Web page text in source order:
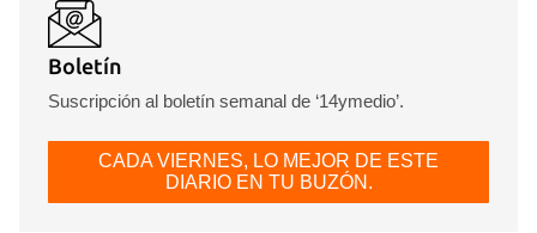
Boletín
Suscripción al boletín semanal de ‘14ymedio’.
CADA VIERNES, LO MEJOR DE ESTE
DIARIO EN TU BUZÓN.